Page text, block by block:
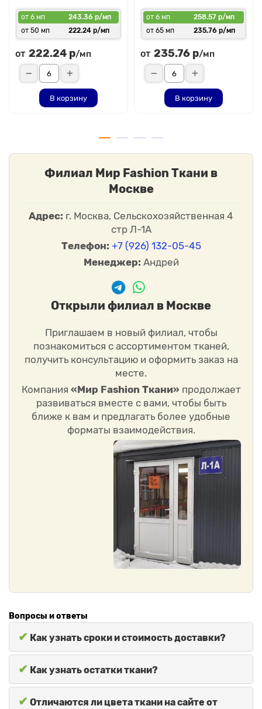
от 6 мп
243.36 р/мп
от 50 мп
222.24 р/мп
от 222.24 р/мп
В корзину
от 6 мп
258.57 р/мп
от 65 мп
235.76 р/мп
от 235.76 р/мп
В корзину
Филиал Мир Fashion Ткани в
Москве
Адрес: г. Москва, Сельскохозяйственная 4
стр Л-1А
Телефон: +7 (926) 132-05-45
Менеджер: Андрей
Открыли филиал в Москве
Приглашаем в новый филиал, чтобы
познакомиться с ассортиментом тканей,
получить консультацию и оформить заказ на
месте.
Компания «Мир Fashion Ткани» продолжает
развиваться вместе с вами, чтобы быть
ближе к вам и предлагать более удобные
форматы взаимодействия.
Вопросы и ответы
✔ Как узнать сроки и стоимость доставки?
✔ Как узнать остатки ткани?
✔ Отличаются ли цвета ткани на сайте от